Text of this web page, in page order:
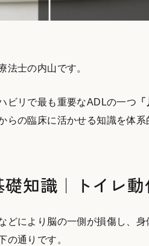
法士の内山です。
ビリで最も重要なADLの一つ
らの臨床に活かせる知識を体系
知識｜トイレ
どにより脳の一側が損傷し、
の通りです。